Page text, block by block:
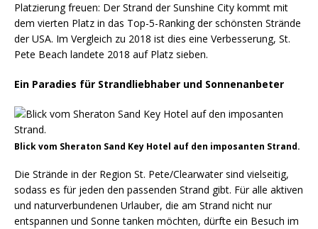
Platzierung freuen: Der Strand der Sunshine City kommt mit
dem vierten Platz in das Top-5-Ranking der schönsten Strände
der USA. Im Vergleich zu 2018 ist dies eine Verbesserung, St.
Pete Beach landete 2018 auf Platz sieben.
Ein Paradies für Strandliebhaber und Sonnenanbeter
Blick vom Sheraton Sand Key Hotel auf den imposanten Strand.
Die Strände in der Region St. Pete/Clearwater sind vielseitig,
sodass es für jeden den passenden Strand gibt. Für alle aktiven
und naturverbundenen Urlauber, die am Strand nicht nur
entspannen und Sonne tanken möchten, dürfte ein Besuch im